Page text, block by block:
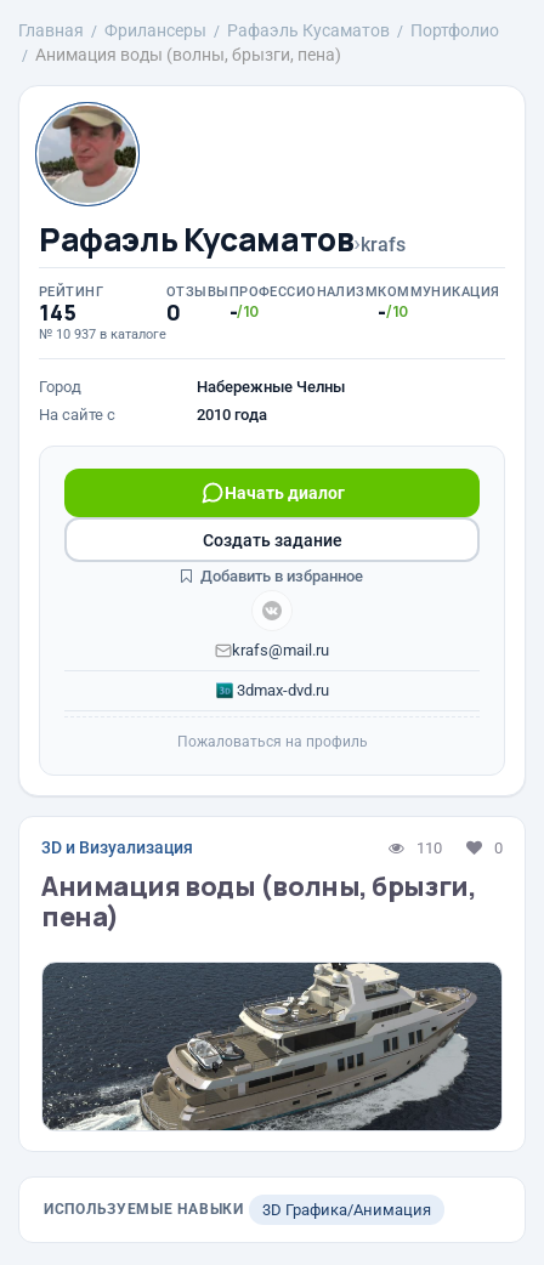
Главная Фрилансеры Рафаэль Кусаматов
Портфолио
Анимация воды (волны, брызги, пена)
Рафаэль Кусаматов›krafs
РЕЙТИНГ
145
№ 10 937 в каталоге
ОТЗЫВЫ
0
ПРОФЕССИОНАЛИЗМ
-/10
КОММУНИКАЦИЯ
-/10
Город
Набережные Челны
На сайте с
2010 года
Начать диалог
krafs@mail.ru
3dmax-dvd.ru
Создать задание
Добавить в избранное
Пожаловаться на профиль
3D и Визуализация 110 0
Анимация воды (волны, брызги,
пена)
ИСПОЛЬЗУЕМЫЕ НАВЫКИ 3D Графика/Анимация